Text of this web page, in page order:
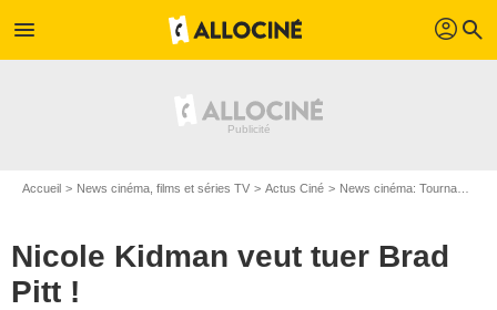
menu profil search
Accueil News cinéma, films et séries TV Actus Ciné News cinéma: Tournages
Nicole Kidman veut tuer Brad
Pitt !